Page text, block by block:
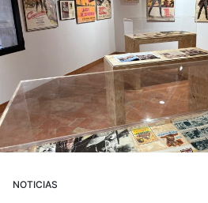
NOTICIAS